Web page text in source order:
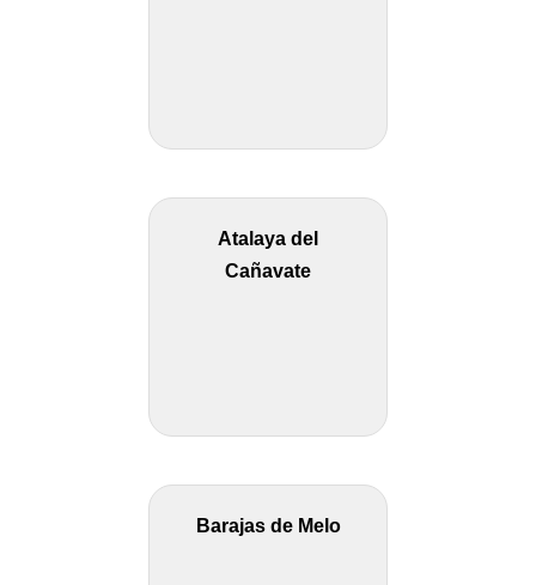
Atalaya del
Cañavate
Barajas de Melo